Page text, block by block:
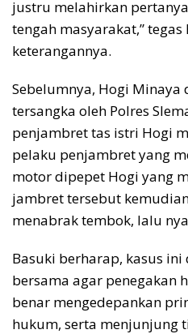
justru melahirkan
tengah masyarakat,”
keterangannya.
Sebelumnya, Hogi Minaya
tersangka oleh Polres
penjambret tas istri Hogi
pelaku penjambret yang
motor dipepet Hogi yang
jambret tersebut
menabrak tembok, lalu
Basuki berharap, kasus
bersama agar penegakan
benar mengedepankan
hukum, serta menjunjung